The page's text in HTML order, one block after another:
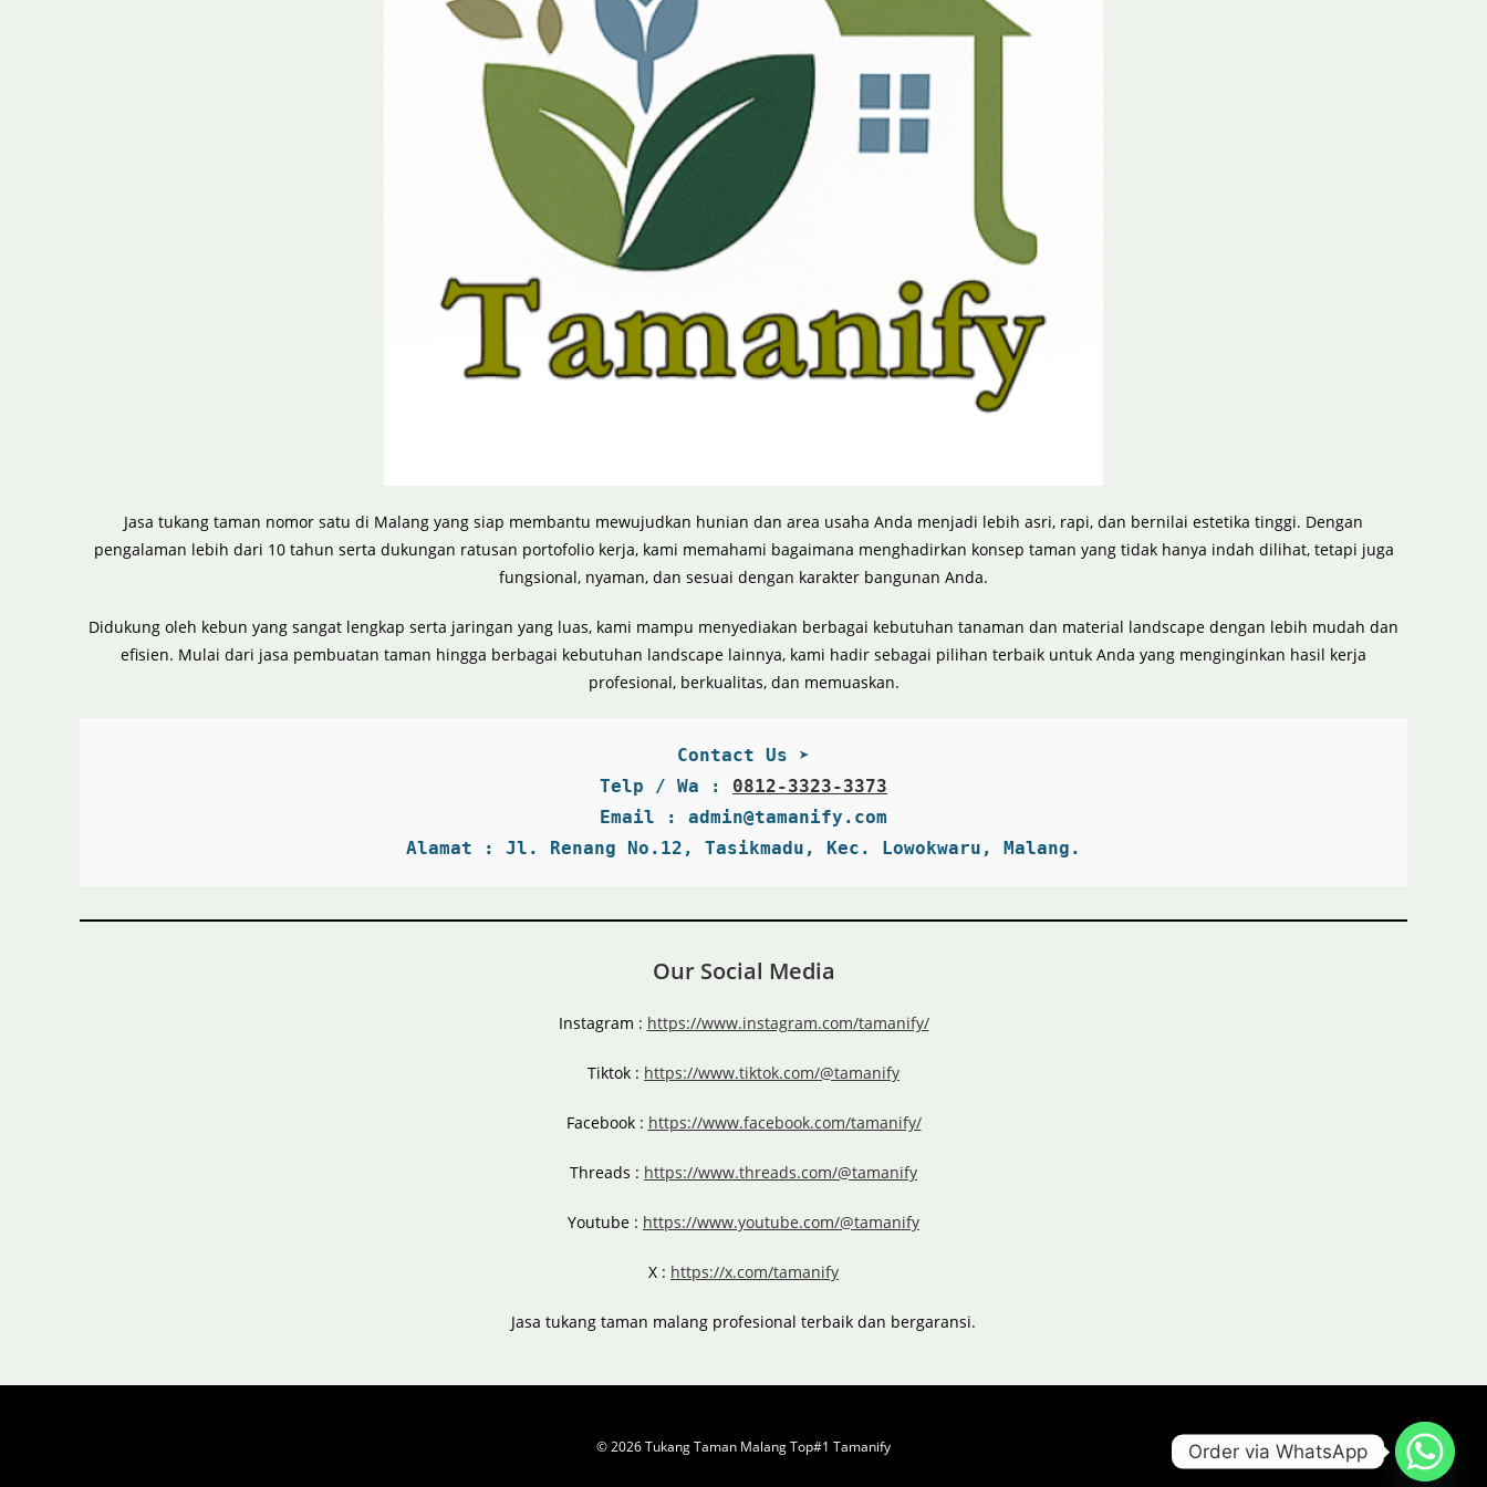
Jasa tukang taman nomor satu di Malang yang siap membantu mewujudkan hunian dan area usaha Anda menjadi lebih asri, rapi, dan bernilai estetika tinggi. Dengan
pengalaman lebih dari 10 tahun serta dukungan ratusan portofolio kerja, kami memahami bagaimana menghadirkan konsep taman yang tidak hanya indah dilihat, tetapi juga
fungsional, nyaman, dan sesuai dengan karakter bangunan Anda.
Didukung oleh kebun yang sangat lengkap serta jaringan yang luas, kami mampu menyediakan berbagai kebutuhan tanaman dan material landscape dengan lebih mudah dan
efisien. Mulai dari jasa pembuatan taman hingga berbagai kebutuhan landscape lainnya, kami hadir sebagai pilihan terbaik untuk Anda yang menginginkan hasil kerja
profesional, berkualitas, dan memuaskan.
Contact Us ➤
Telp / Wa : 0812-3323-3373
Email : admin@tamanify.com
Alamat : Jl. Renang No.12, Tasikmadu, Kec. Lowokwaru, Malang.
Our Social Media
Instagram : https://www.instagram.com/tamanify/
Tiktok : https://www.tiktok.com/@tamanify
Facebook : https://www.facebook.com/tamanify/
Threads : https://www.threads.com/@tamanify
Youtube : https://www.youtube.com/@tamanify
X : https://x.com/tamanify
Jasa tukang taman malang profesional terbaik dan bergaransi.
© 2026Tukang Taman MalangTop#1 Tamanify Order via WhatsApp